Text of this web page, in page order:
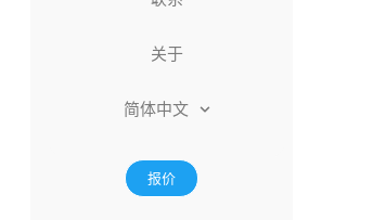
关于
简体中文
报价